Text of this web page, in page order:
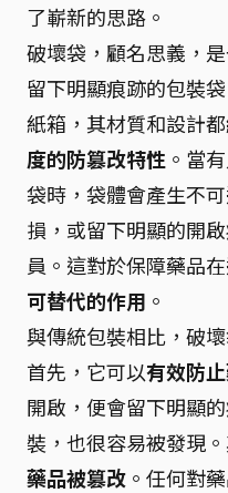
了嶄新的思路。
破壞袋，顧名思義，
留下明顯痕跡的包裝
紙箱，其材質和設計
度的防篡改特性 。當
袋時，袋體會產生不
損，或留下明顯的開
員。這對於保障藥品
可替代的作用 。
與傳統包裝相比，破
首先，它可以有效防
開啟，便會留下明顯
裝，也很容易被發現
藥品被篡改 。任何對